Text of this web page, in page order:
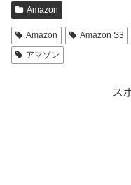
Amazon
Amazon Amazon S3
アマゾン
ス